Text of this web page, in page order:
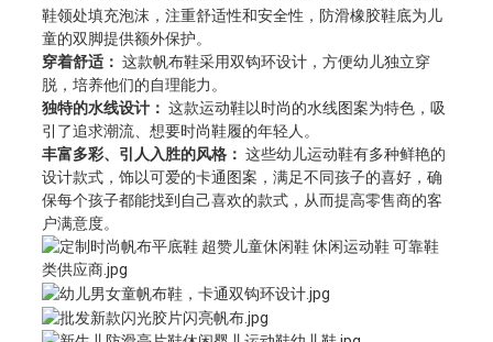
鞋领处填充泡沫，注重舒适性和安全性，防滑橡胶鞋底为儿
童的双脚提供额外保护。
穿着舒适： 这款帆布鞋采用双钩环设计，方便幼儿独立穿
脱，培养他们的自理能力。
独特的水线设计： 这款运动鞋以时尚的水线图案为特色，吸
引了追求潮流、想要时尚鞋履的年轻人。
丰富多彩、引人入胜的风格： 这些幼儿运动鞋有多种鲜艳的
设计款式，饰以可爱的卡通图案，满足不同孩子的喜好，确
保每个孩子都能找到自己喜欢的款式，从而提高零售商的客
户满意度。